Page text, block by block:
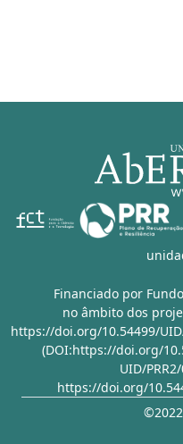
Financiado por
no âmbito dos
https://doi.org/10.54499/
(DOI:https://doi.org/
UID/
https://doi.org/